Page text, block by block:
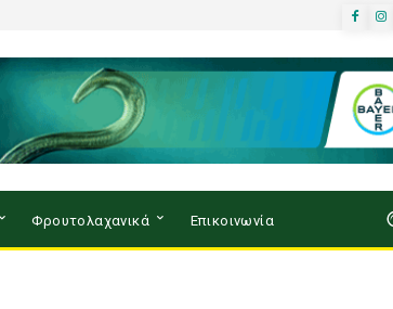
Φρουτολαχανικά Επικοινωνία